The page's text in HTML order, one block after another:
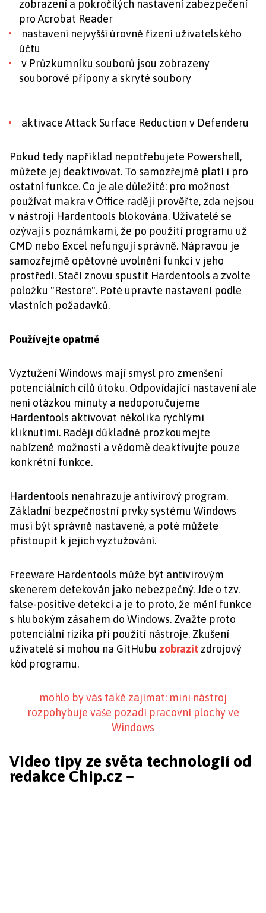
zobrazení a pokročilých nastavení zabezpečení
pro Acrobat Reader
nastavení nejvyšší úrovně řízení uživatelského
účtu
v Průzkumníku souborů jsou zobrazeny
souborové přípony a skryté soubory
aktivace Attack Surface Reduction v Defenderu
Pokud tedy například nepotřebujete Powershell,
můžete jej deaktivovat. To samozřejmě platí i pro
ostatní funkce. Co je ale důležité: pro možnost
používat makra v Office raději prověřte, zda nejsou
v nástroji Hardentools blokována. Uživatelé se
ozývají s poznámkami, že po použití programu už
CMD nebo Excel nefungují správně. Nápravou je
samozřejmě opětovné uvolnění funkcí v jeho
prostředí. Stačí znovu spustit Hardentools a zvolte
položku "Restore". Poté upravte nastavení podle
vlastních požadavků.
Používejte opatrně
Vyztužení Windows mají smysl pro zmenšení
potenciálních cílů útoku. Odpovídající nastavení ale
není otázkou minuty a nedoporučujeme
Hardentools aktivovat několika rychlými
kliknutími. Raději důkladně prozkoumejte
nabízené možnosti a vědomě deaktivujte pouze
konkrétní funkce.
Hardentools nenahrazuje antivirový program.
Základní bezpečnostní prvky systému Windows
musí být správně nastavené, a poté můžete
přistoupit k jejich vyztužování.
Freeware Hardentools může být antivirovým
skenerem detekován jako nebezpečný. Jde o tzv.
false-positive detekci a je to proto, že mění funkce
s hlubokým zásahem do Windows. Zvažte proto
potenciální rizika při použití nástroje. Zkušení
uživatelé si mohou na GitHubu zobrazit zdrojový
kód programu.
mohlo by vás také zajímat: mini nástroj
rozpohybuje vaše pozadí pracovní plochy ve
Windows
Video tipy ze světa technologií od
redakce Chip.cz –